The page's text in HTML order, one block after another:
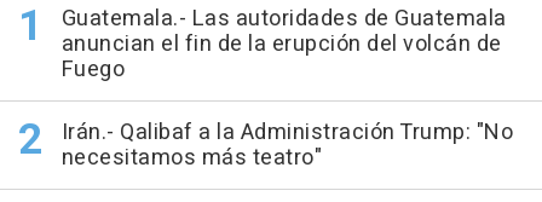
Guatemala.- Las autoridades de Guatemala
anuncian el fin de la erupción del volcán de
Fuego
Irán.- Qalibaf a la Administración Trump: "No
necesitamos más teatro"